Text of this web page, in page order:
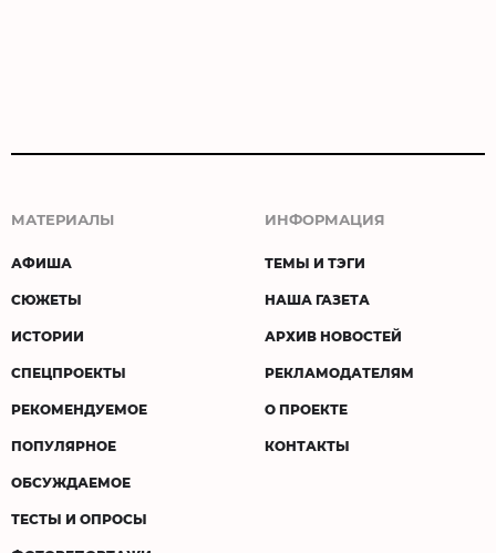
МАТЕРИАЛЫ
АФИША
СЮЖЕТЫ
ИСТОРИИ
СПЕЦПРОЕКТЫ
РЕКОМЕНДУЕМОЕ
ПОПУЛЯРНОЕ
ОБСУЖДАЕМОЕ
ТЕСТЫ И ОПРОСЫ
ИНФОРМАЦИЯ
ТЕМЫ И ТЭГИ
НАША ГАЗЕТА
АРХИВ НОВОСТЕЙ
РЕКЛАМОДАТЕЛЯМ
О ПРОЕКТЕ
КОНТАКТЫ